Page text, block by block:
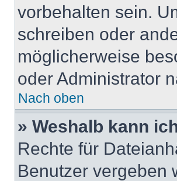
vorbehalten sein.
schreiben oder
möglicherweise
oder Administrator
Nach oben
» Weshalb kann
Rechte für
Benutzer vergeben